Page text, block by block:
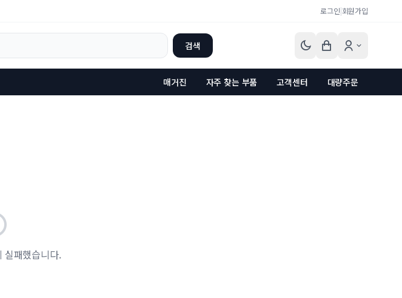
로그인|회원가입
검색
매거진 자주 찾는 부품 고객센터 대량주문
실패했습니다.